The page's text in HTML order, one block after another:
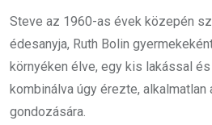
Steve az 1960-as évek közepén
édesanyja, Ruth Bolin
környéken élve, egy kis lakással
kombinálva úgy érezte, alkalmatlan
gondozására.